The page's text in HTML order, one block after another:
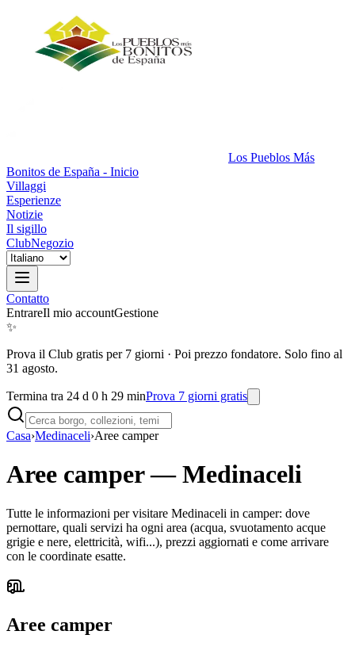
Los Pueblos Más
Bonitos de España - Inicio
Villaggi
Esperienze
Notizie
Il sigillo
ClubNegozio
Contatto
EntrareIl mio accountGestione
✨
Prova il Club gratis per 7 giorni · Poi prezzo fondatore. Solo fino al
31 agosto.
Termina tra 24 d 0 h 29 minProva 7 giorni gratis
Casa›Medinaceli›Aree camper
Aree camper—Medinaceli
Tutte le informazioni per visitare Medinaceli in camper: dove
pernottare, quali servizi ha ogni area (acqua, svuotamento acque
grigie e nere, elettricità, wifi...), prezzi aggiornati e come arrivare
con le coordinate esatte.
Aree camper